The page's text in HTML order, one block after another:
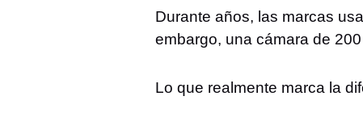
Durante años, las marcas
embargo, una cámara de
Lo que realmente marca la